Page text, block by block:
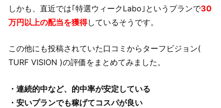
しかも、直近では｢特選ウィークLabo｣というプランで30
万円以上の配当を獲得しているそうです。
この他にも投稿されていた口コミからターフビジョン(
TURF VISION )の評価をまとめてみました。
・連続的中など、的中率が安定している
・安いプランでも稼げてコスパが良い